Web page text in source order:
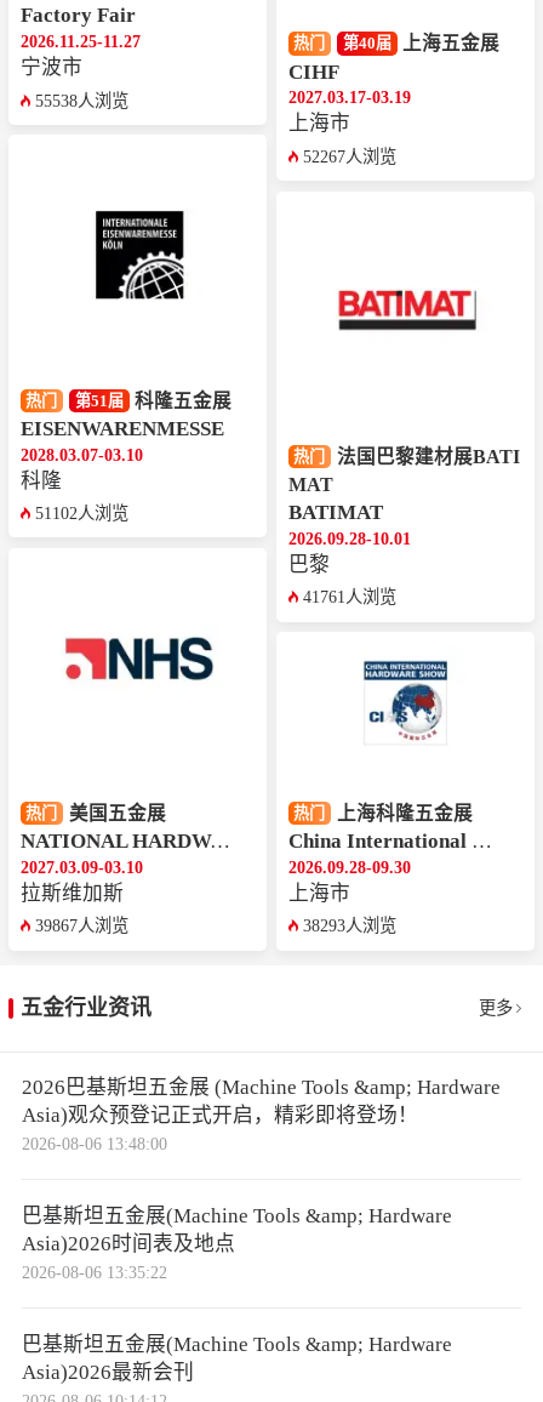
Factory Fair
2026.11.25-11.27
宁波市
55538人浏览
热门 第51届 科隆五金展
EISENWARENMESSE
2028.03.07-03.10
科隆
51102人浏览
热门 美国五金展
NATIONAL HARDWARE SHOW
2027.03.09-03.10
拉斯维加斯
39867人浏览
热门 第40届 上海五金展
CIHF
2027.03.17-03.19
上海市
52267人浏览
热门
法国巴黎建材展BATI
MAT
BATIMAT
2026.09.28-10.01
巴黎
41761人浏览
热门 上海科隆五金展
China International Hardware Show
2026.09.28-09.30
上海市
38293人浏览
五金行业资讯 更多
2026巴基斯坦五金展 (Machine Tools &amp; Hardware
Asia)观众预登记正式开启，精彩即将登场！
2026-08-06 13:48:00
巴基斯坦五金展(Machine Tools &amp; Hardware
Asia)2026时间表及地点
2026-08-06 13:35:22
巴基斯坦五金展(Machine Tools &amp; Hardware
Asia)2026最新会刊